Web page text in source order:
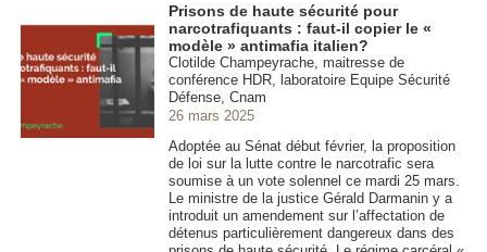
Prisons de haute sécurité pour
narcotrafiquants : faut-il copier le «
modèle » antimafia italien?
Clotilde Champeyrache, maitresse de
conférence HDR, laboratoire Equipe Sécurité
Défense, Cnam
26 mars 2025
Adoptée au Sénat début février, la proposition
de loi sur la lutte contre le narcotrafic sera
soumise à un vote solennel ce mardi 25 mars.
Le ministre de la justice Gérald Darmanin y a
introduit un amendement sur l’affectation de
détenus particulièrement dangereux dans des